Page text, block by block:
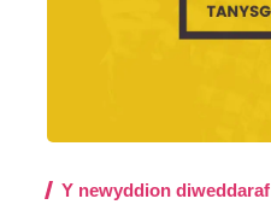
Y newyddion diweddaraf